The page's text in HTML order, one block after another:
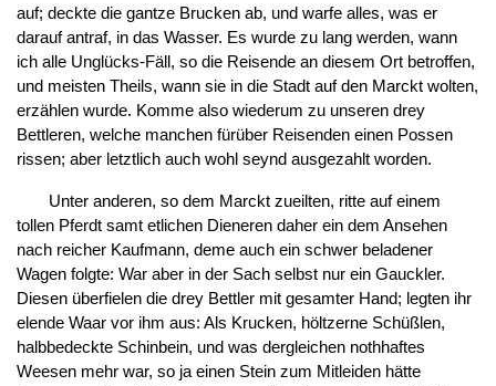
auf; deckte die gantze Brucken ab, und warfe alles, was er
darauf antraf, in das Wasser. Es wurde zu lang werden, wann
ich alle Unglücks-Fäll, so die Reisende an diesem Ort betroffen,
und meisten Theils, wann sie in die Stadt auf den Marckt wolten,
erzählen wurde. Komme also wiederum zu unseren drey
Bettleren, welche manchen fürüber Reisenden einen Possen
rissen; aber letztlich auch wohl seynd ausgezahlt worden.
Unter anderen, so dem Marckt zueilten, ritte auf einem
tollen Pferdt samt etlichen Dieneren daher ein dem Ansehen
nach reicher Kaufmann, deme auch ein schwer beladener
Wagen folgte: War aber in der Sach selbst nur ein Gauckler.
Diesen überfielen die drey Bettler mit gesamter Hand; legten ihr
elende Waar vor ihm aus: Als Krucken, höltzerne Schüßlen,
halbbedeckte Schinbein, und was dergleichen nothhaftes
Weesen mehr war, so ja einen Stein zum Mitleiden hätte